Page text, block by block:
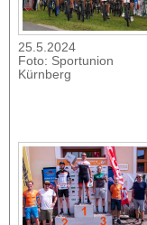
25.5.2024
Foto: Sportunion
Kürnberg